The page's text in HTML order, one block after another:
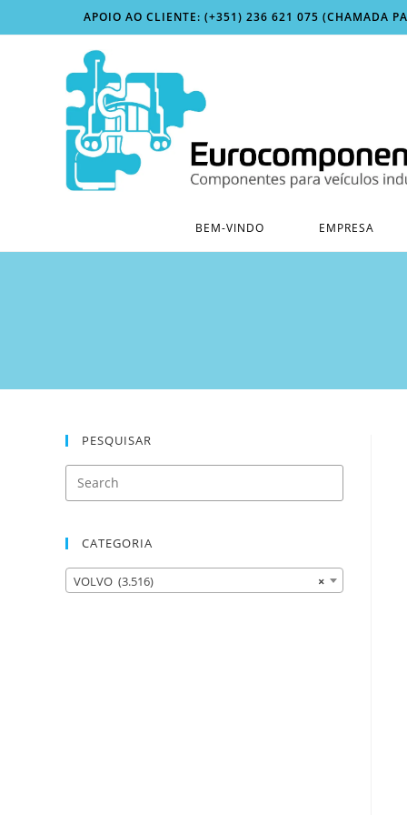
to
APOIO AO CLIENTE: (+351) 236 621 075 (CHAMADA
BEM-VINDO EMPRESA
PESQUISAR
CATEGORIA
×
VOLVO (3.516)